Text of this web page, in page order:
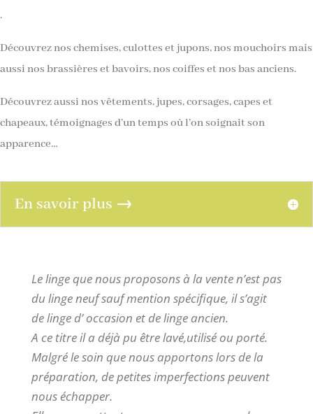
.
Découvrez nos chemises, culottes et jupons, nos mouchoirs mais
aussi nos brassières et bavoirs, nos coiffes et nos bas anciens.
Découvrez aussi nos vêtements, jupes, corsages, capes et
chapeaux, témoignages d’un temps où l’on soignait son
apparence…
En savoir plus →
Le linge que nous proposons à la vente n’est pas
du linge neuf sauf mention spécifique, il s’agit
de linge d’ occasion et de linge ancien.
A ce titre il a déjà pu être lavé,utilisé ou porté.
Malgré le soin que nous apportons lors de la
préparation, de petites imperfections peuvent
nous échapper.